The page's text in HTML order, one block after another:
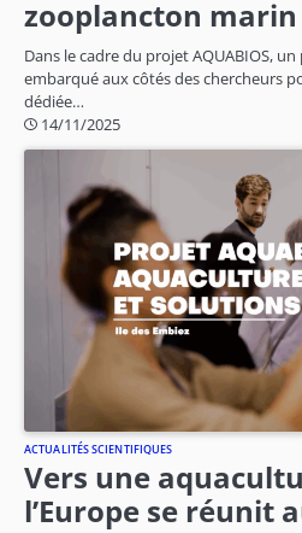
zooplancton marin
Dans le cadre du projet AQUABIOS,
embarqué aux côtés des chercheurs
dédiée…
14/11/2025
ACTUALITÉS SCIENTIFIQUES
Vers une
l’Europe se réunit